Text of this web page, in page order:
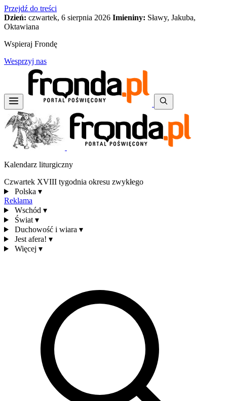
Przejdź do treści
Dzień: czwartek, 6 sierpnia 2026 Imieniny: Sławy, Jakuba,
Oktawiana
Wspieraj Frondę
Wesprzyj nas
Kalendarz liturgiczny
Czwartek XVIII tygodnia okresu zwykłego
Polska ▾
Reklama
Wschód ▾
Świat ▾
Duchowość i wiara ▾
Jest afera! ▾
Więcej ▾